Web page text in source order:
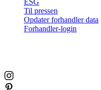
Til pressen
Opdater forhandler data
Forhandler-login